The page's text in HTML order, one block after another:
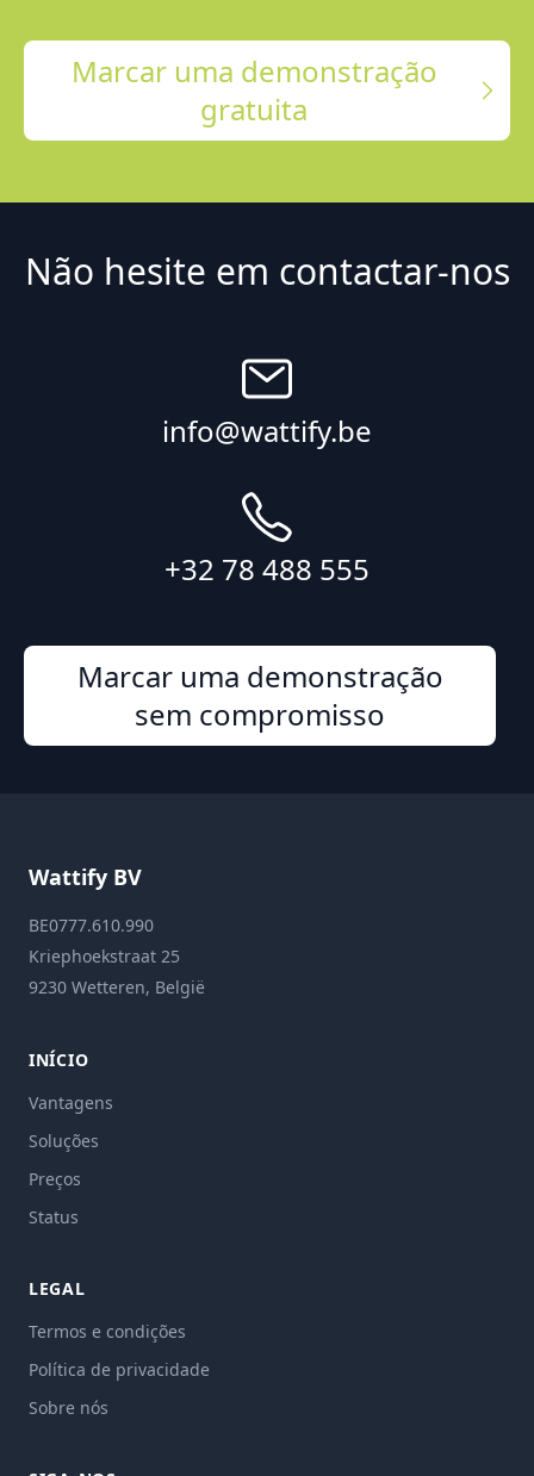
Marcar uma demonstração
gratuita
Não hesite em contactar-nos
info@wattify.be
+32 78 488 555
Marcar uma demonstração
sem compromisso
Wattify BV
BE0777.610.990
Kriephoekstraat 25
9230 Wetteren, België
INÍCIO
Vantagens
Soluções
Preços
Status
LEGAL
Termos e condições
Política de privacidade
Sobre nós